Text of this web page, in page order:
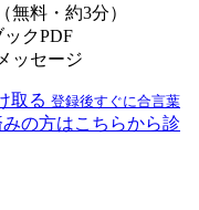
料・約3分）
クPDF
ッセージ
取る 登録後すぐに合言葉
みの方はこちらから診